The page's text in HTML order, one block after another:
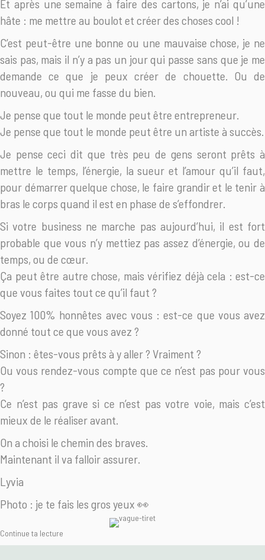
Et après une semaine à faire des cartons, je n’ai qu’une
hâte : me mettre au boulot et créer des choses cool !
C’est peut-être une bonne ou une mauvaise chose, je ne
sais pas, mais il n’y a pas un jour qui passe sans que je me
demande ce que je peux créer de chouette. Ou de
nouveau, ou qui me fasse du bien.
Je pense que tout le monde peut être entrepreneur.
Je pense que tout le monde peut être un artiste à succès.
Je pense ceci dit que très peu de gens seront prêts à
mettre le temps, l’énergie, la sueur et l’amour qu’il faut,
pour démarrer quelque chose, le faire grandir et le tenir à
bras le corps quand il est en phase de s’effondrer.
Si votre business ne marche pas aujourd’hui, il est fort
probable que vous n’y mettiez pas assez d’énergie, ou de
temps, ou de cœur.
Ça peut être autre chose, mais vérifiez déjà cela : est-ce
que vous faites tout ce qu’il faut ?
Soyez 100% honnêtes avec vous : est-ce que vous avez
donné tout ce que vous avez ?
Sinon : êtes-vous prêts à y aller ? Vraiment ?
Ou vous rendez-vous compte que ce n’est pas pour vous
?
Ce n’est pas grave si ce n’est pas votre voie, mais c’est
mieux de le réaliser avant.
On a choisi le chemin des braves.
Maintenant il va falloir assurer.
Lyvia
Photo : je te fais les gros yeux 👀
Continue ta lecture